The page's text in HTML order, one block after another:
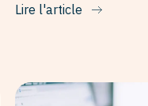
Lire l'article